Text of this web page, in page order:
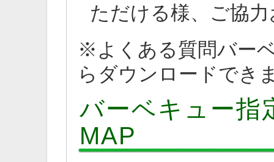
ただける様、ご協
※よくある質問バー
らダウンロードでき
バーベキュー指
MAP